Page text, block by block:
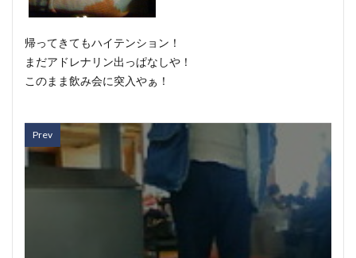
帰ってきてもハイテンション！
まだアドレナリン出っぱなしや！
このまま飲み会に突入やぁ！
Prev